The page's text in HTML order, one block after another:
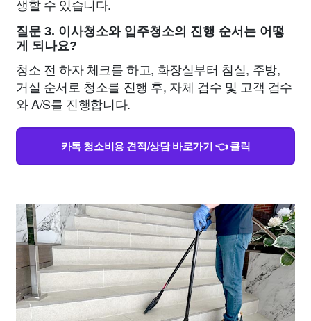
생할 수 있습니다.
질문 3. 이사청소와 입주청소의 진행 순서는 어떻
게 되나요?
청소 전 하자 체크를 하고, 화장실부터 침실, 주방,
거실 순서로 청소를 진행 후, 자체 검수 및 고객 검수
와 A/S를 진행합니다.
카톡 청소비용 견적/상담 바로가기 👈 클릭